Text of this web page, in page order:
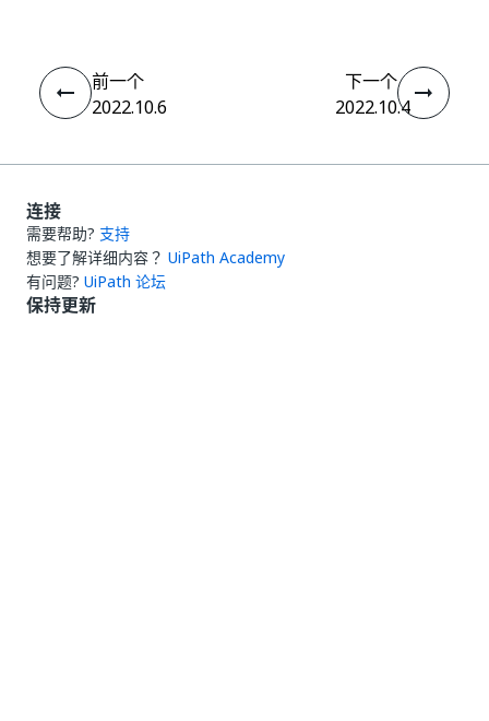
前一个
2022.10.6
下一个
2022.10.4
连接
需要帮助? 支持
想要了解详细内容？ UiPath Academy
有问题? UiPath 论坛
保持更新